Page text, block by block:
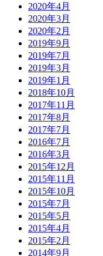
2020年4月
2020年3月
2020年2月
2019年9月
2019年7月
2019年3月
2019年1月
2018年10月
2017年11月
2017年8月
2017年7月
2016年7月
2016年3月
2015年12月
2015年11月
2015年10月
2015年7月
2015年5月
2015年4月
2015年2月
2014年9月